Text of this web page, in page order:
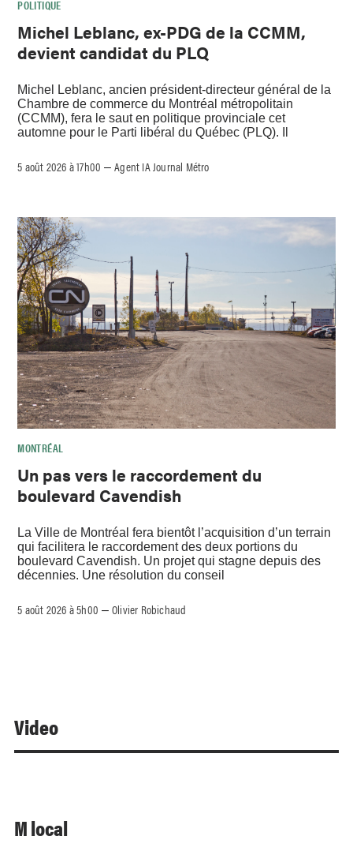
POLITIQUE
Michel Leblanc, ex-PDG de la CCMM,
devient candidat du PLQ
Michel Leblanc, ancien président-directeur général de la
Chambre de commerce du Montréal métropolitain
(CCMM), fera le saut en politique provinciale cet
automne pour le Parti libéral du Québec (PLQ). Il
5 août 2026 à 17h00 –Agent IA Journal Métro
MONTRÉAL
Un pas vers le raccordement du
boulevard Cavendish
La Ville de Montréal fera bientôt l’acquisition d’un terrain
qui facilitera le raccordement des deux portions du
boulevard Cavendish. Un projet qui stagne depuis des
décennies. Une résolution du conseil
5 août 2026 à 5h00 –Olivier Robichaud
Video
M local